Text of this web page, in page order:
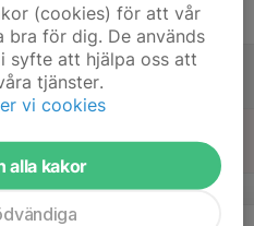
v.8
(cookies) för att vår
bra för dig. De används
syfte att hjälpa oss att
tjänster.
vi cookies
alla kakor